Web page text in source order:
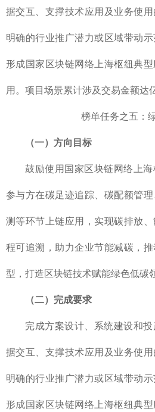
据交互、支撑技术应用及业务使
明确的行业推广潜力或区域带动
形成国家区块链网络上海枢纽典
用。项目场景累计涉及交易金额达
榜单任务之五：
（一）方向目标
鼓励使用国家区块链网络上
参与方在碳足迹追踪、碳配额管
测等环节上链应用，实现碳排放
程可追溯，助力企业节能减碳，
型，打造区块链技术赋能绿色低碳
（二）完成要求
完成方案设计、系统建设和
据交互、支撑技术应用及业务使
明确的行业推广潜力或区域带动
形成国家区块链网络上海枢纽典